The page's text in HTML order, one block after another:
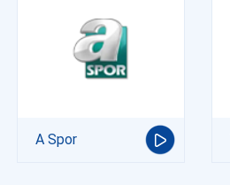
A Spor